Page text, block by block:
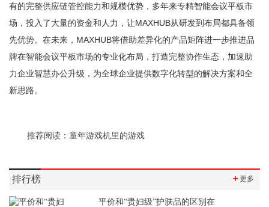
有的完整供应链管控能力和规模优势，多年来专精智能会议平板市
场，投入了大量的资金和人力，让MAXHUB从研发到布局都具备领
先优势。在未来，MAXHUB将借助差异化的产品矩阵进一步推进品
牌在智能会议平板市场的专业化布局，打造完整协作生态，加速助
力企业智慧办公升级，为全球企业提供数字化转型的解决方案和全
新思路。
推荐阅读： 童年游戏机里的游戏
排行榜 ＋更多
平价和“贵妇级”护肤品的区别在